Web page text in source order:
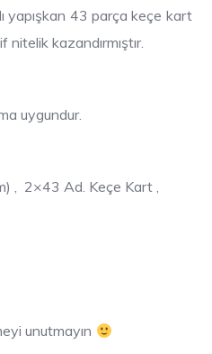
yapışkan 43 parça keçe kart
kazandırmıştır.
uygundur.
, 2×43 Ad. Keçe Kart ,
unutmayın